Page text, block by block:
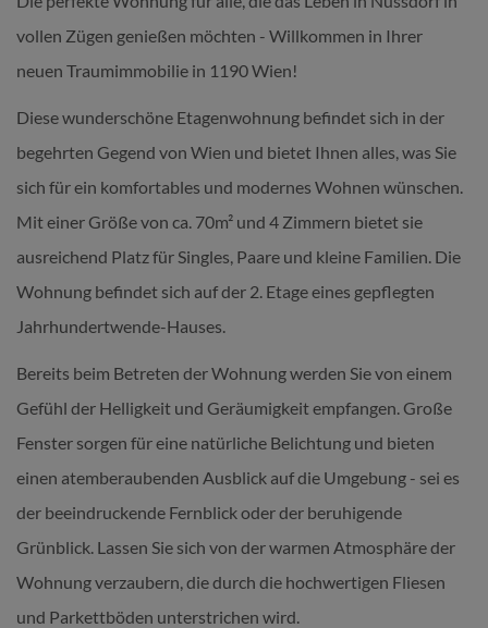
vollen Zügen genießen möchten - Willkommen in Ihrer
neuen Traumimmobilie in 1190 Wien!
Diese wunderschöne Etagenwohnung befindet sich in der
begehrten Gegend von Wien und bietet Ihnen alles, was Sie
sich für ein komfortables und modernes Wohnen wünschen.
Mit einer Größe von ca. 70m² und 4 Zimmern bietet sie
ausreichend Platz für Singles, Paare und kleine Familien. Die
Wohnung befindet sich auf der 2. Etage eines gepflegten
Jahrhundertwende-Hauses.
Bereits beim Betreten der Wohnung werden Sie von einem
Gefühl der Helligkeit und Geräumigkeit empfangen. Große
Fenster sorgen für eine natürliche Belichtung und bieten
einen atemberaubenden Ausblick auf die Umgebung - sei es
der beeindruckende Fernblick oder der beruhigende
Grünblick. Lassen Sie sich von der warmen Atmosphäre der
Wohnung verzaubern, die durch die hochwertigen Fliesen
und Parkettböden unterstrichen wird.